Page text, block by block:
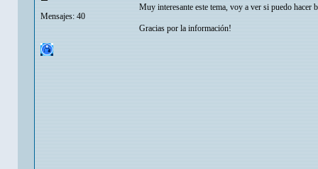
Mensajes: 40
Muy interesante este tema, voy a ver si puedo hacer
Gracias por la información!